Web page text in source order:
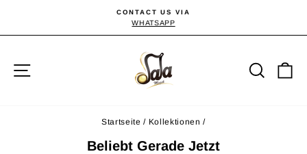
Inhalt
Pause
CONTACT US VIA
WHATSAPP
Suche
Startseite / Kollektionen /
Beliebt Gerade Jetzt